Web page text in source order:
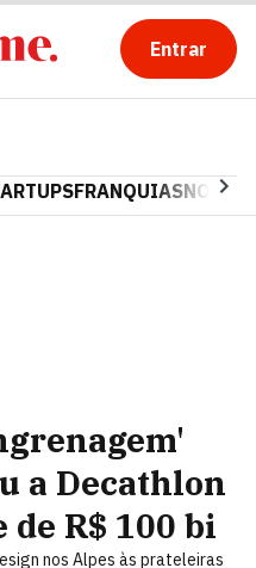
Entrar
FRANQUIAS
a Decathlon
R$ 100 bi
nos Alpes às prateleiras